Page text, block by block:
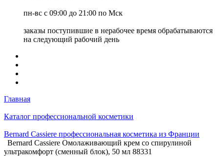
пн-вс с 09:00 до 21:00 по Мск
заказы поступившие в нерабочее время обрабатываются
на следующий рабочий день
Главная
Каталог профессиональной косметики
Bernard Cassiere профессиональная косметика из Франции
Bernard Cassiere Омолаживающий крем со спирулиной
ультракомфорт (сменный блок), 50 мл 88331